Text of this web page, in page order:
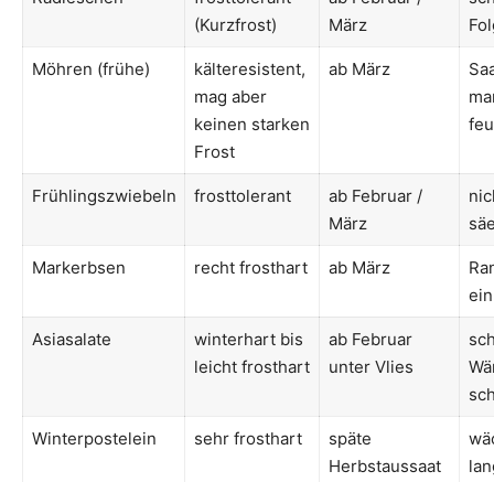
(Kurzfrost)
März
Möhren (frühe)
kälteresistent,
mag aber
keinen starken
Frost
ab März
Frühlingszwiebeln frosttolerant
ab Februar /
März
Markerbsen recht frosthart ab März
Asiasalate
winterhart bis
leicht frosthart
ab Februar
unter Vlies
Winterpostelein sehr frosthart
späte
Herbstaussaat